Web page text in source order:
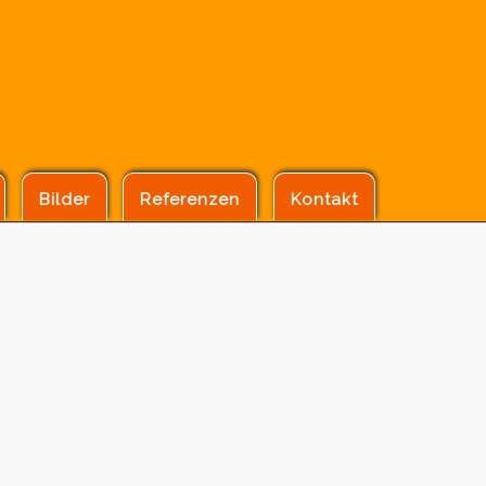
Bilder Referenzen Kontakt